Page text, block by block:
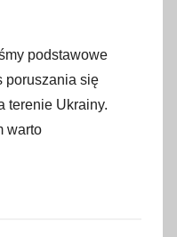
podstawowe
poruszania się
terenie Ukrainy.
warto